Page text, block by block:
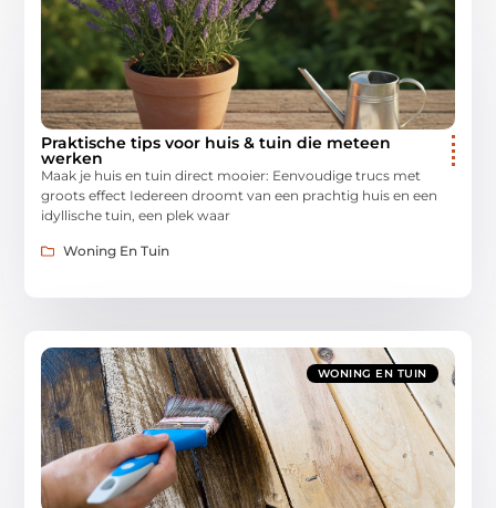
Praktische tips voor huis & tuin die meteen
werken
Maak je huis en tuin direct mooier: Eenvoudige trucs met
groots effect Iedereen droomt van een prachtig huis en een
idyllische tuin, een plek waar
Woning En Tuin
WONING EN TUIN